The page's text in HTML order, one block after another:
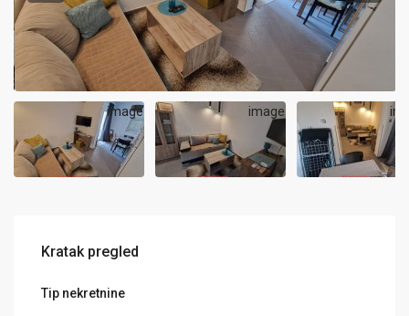
Kratak pregled
Tip nekretnine